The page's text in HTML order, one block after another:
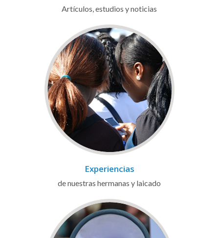
Artículos, estudios y noticias
Experiencias
de nuestras hermanas y laicado